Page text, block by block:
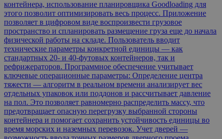
контейнера, использование планировщика Goodloading для
этого позволит оптимизировать весь процесс. Приложение
позволяет в цифровом виде воспроизвести грузовое
пространство и спланировать размещение груза еще до начала
физической работы на складе. Пользователь вводит
технические параметры конкретной единицы — как
стандартных 20- и 40-футовых контейнеров, так и
рефрижераторов. Программное обеспечение учитывает
ключевые операционные параметры: Определение центра
тяжести — алгоритм в реальном времени анализирует вес
отдельных упаковок или поддонов и рассчитывает давление
на пол. Это позволяет равномерно распределить массу, что
предотвращает опасную перегрузку выбранной стороны
контейнера и помогает сохранить устойчивость единицы во
время морских и наземных перевозок. Учет дверей —